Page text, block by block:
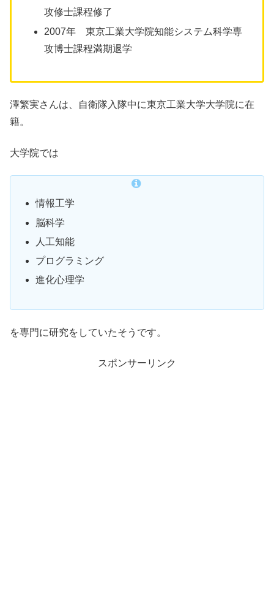
攻修士課程修了
2007年 東京工業大学院知能システム科学専
攻博士課程満期退学
澤繁実さんは、自衛隊入隊中に東京工業大学大学院に在
籍。
大学院では
情報工学
脳科学
人工知能
プログラミング
進化心理学
を専門に研究をしていたそうです。
スポンサーリンク